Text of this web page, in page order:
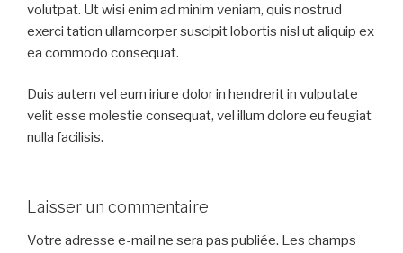
volutpat. Ut wisi enim ad minim veniam, quis nostrud
exerci tation ullamcorper suscipit lobortis nisl ut aliquip ex
ea commodo consequat.
Duis autem vel eum iriure dolor in hendrerit in vulputate
velit esse molestie consequat, vel illum dolore eu feugiat
nulla facilisis.
Laisser un commentaire
Votre adresse e-mail ne sera pas publiée. Les champs